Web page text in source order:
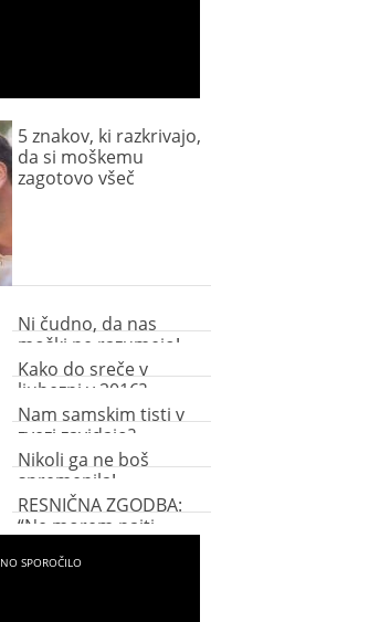
5 znakov, ki razkrivajo,
da si moškemu
zagotovo všeč
Ni čudno, da nas
moški ne razumejo!
Kako do sreče v
ljubezni v 2016?
Nam samskim tisti v
zvezi zavidajo?
Nikoli ga ne boš
spremenila!
RESNIČNA ZGODBA:
“Ne morem najti